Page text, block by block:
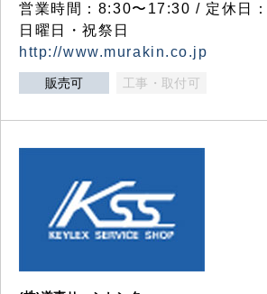
営業時間：8:30〜17:30 / 定休日：
日曜日・祝祭日
http://www.murakin.co.jp
販売可 工事・取付可